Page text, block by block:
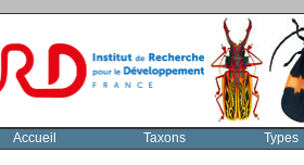
Accueil Taxons Types